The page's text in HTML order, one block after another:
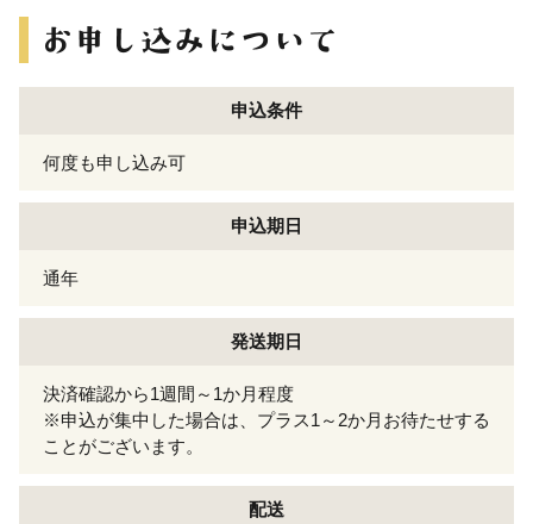
申込条件
何度も申し込み可
申込期日
通年
発送期日
決済確認から1週間～1か月程度
※申込が集中した場合は、プラス1～2か月お待たせする
ことがございます。
配送